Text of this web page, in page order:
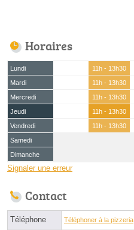
Horaires
Lundi
11h - 13h30
Mardi
11h - 13h30
Mercredi
11h - 13h30
Jeudi
11h - 13h30
Vendredi
11h - 13h30
Samedi
Dimanche
Signaler une erreur
Contact
Téléphone Téléphoner à la pizzeria